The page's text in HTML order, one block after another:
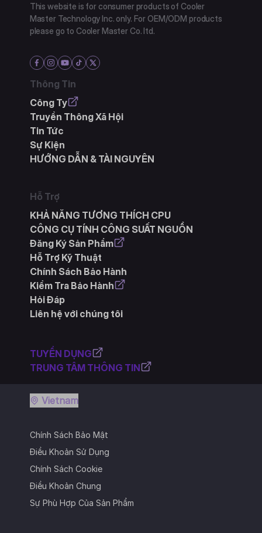
This website is for consumer products of Cooler
Master Technology Inc. only. For OEM/ODM products
please go to Cooler Master Co. ltd.
Thông Tin
Công Ty
Truyền Thông Xã Hội
Tin Tức
Sự Kiện
HƯỚNG DẪN & TÀI NGUYÊN
Hỗ Trợ
KHẢ NĂNG TƯƠNG THÍCH CPU
CÔNG CỤ TÍNH CÔNG SUẤT NGUỒN
Đăng Ký Sản Phẩm
Hỗ Trợ Kỹ Thuật
Chính Sách Bảo Hành
Kiểm Tra Bảo Hành
Hỏi Đáp
Liên hệ với chúng tôi
TUYỂN DỤNG
TRUNG TÂM THÔNG TIN
Chính Sách Bảo Mật
Điều Khoản Sử Dụng
Chính Sách Cookie
Điều Khoản Chung
Sự Phù Hợp Của Sản Phẩm
Vietnam